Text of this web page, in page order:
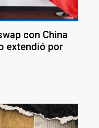
con China
extendió por